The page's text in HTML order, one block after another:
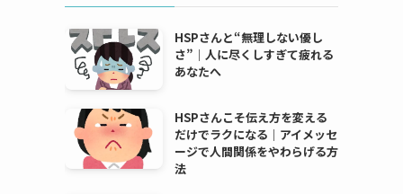
HSPさんと“無理しない優し
さ”｜人に尽くしすぎて疲れる
あなたへ
HSPさんこそ伝え方を変える
だけでラクになる｜アイメッセ
ージで人間関係をやわらげる方
法